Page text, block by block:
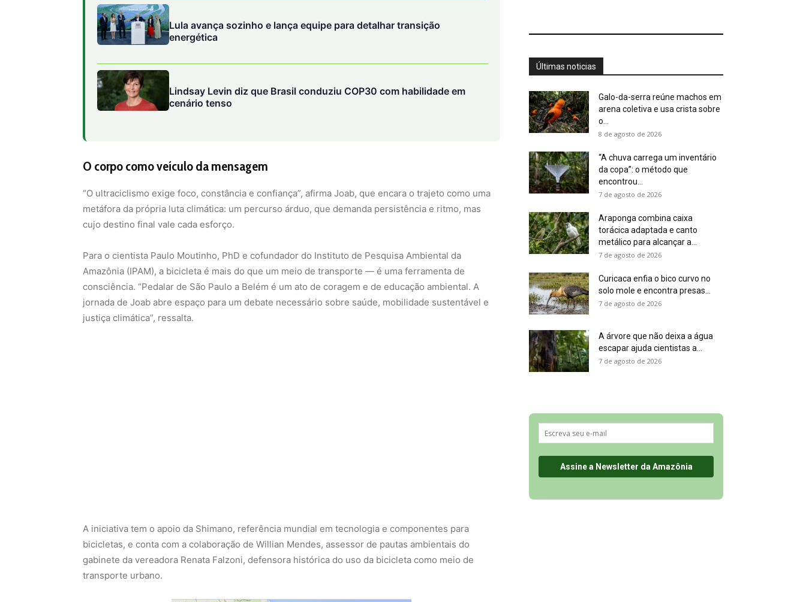
Lula avança sozinho e lança equipe para detalhar transição
energética
Lindsay Levin diz que Brasil conduziu COP30 com habilidade em
cenário tenso
O corpo como veículo da mensagem
“O ultraciclismo exige foco, constância e confiança”, afirma Joab, que encara o trajeto como uma
metáfora da própria luta climática: um percurso árduo, que demanda persistência e ritmo, mas
cujo destino final vale cada esforço.
Para o cientista Paulo Moutinho, PhD e cofundador do Instituto de Pesquisa Ambiental da
Amazônia (IPAM), a bicicleta é mais do que um meio de transporte — é uma ferramenta de
consciência. “Pedalar de São Paulo a Belém é um ato de coragem e de educação ambiental. A
jornada de Joab abre espaço para um debate necessário sobre saúde, mobilidade sustentável e
justiça climática”, ressalta.
A iniciativa tem o apoio da Shimano, referência mundial em tecnologia e componentes para
bicicletas, e conta com a colaboração de Willian Mendes, assessor de pautas ambientais do
gabinete da vereadora Renata Falzoni, defensora histórica do uso da bicicleta como meio de
transporte urbano.
Últimas noticias
Galo-da-serra reúne machos em
arena coletiva e usa crista sobre
o...
8 de agosto de 2026
“A chuva carrega um inventário
da copa”: o método que
encontrou...
7 de agosto de 2026
Araponga combina caixa
torácica adaptada e canto
metálico para alcançar a...
7 de agosto de 2026
Curicaca enfia o bico curvo no
solo mole e encontra presas...
7 de agosto de 2026
A árvore que não deixa a água
escapar ajuda cientistas a...
7 de agosto de 2026